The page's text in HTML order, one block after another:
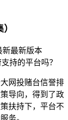
新最新版本
持的平台吗？
网投赌台信誉排
导向，得到了政
扶持下，平台不
务。